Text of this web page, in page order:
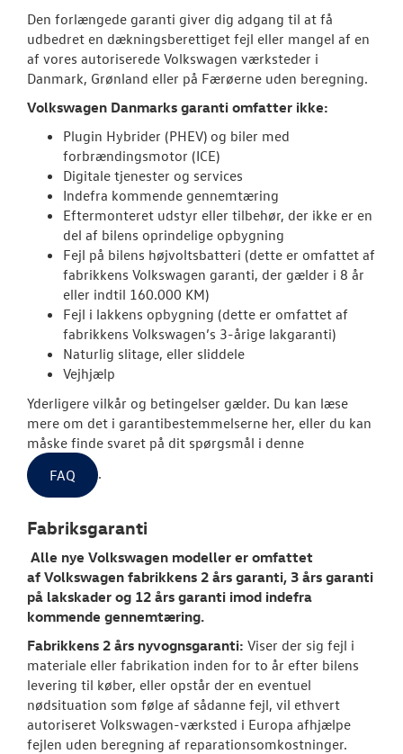
Vejen til et
Book en
Forsikring
NYE VAREBILER
LEJ EN 7
VÆRKSTED
NYHEDER
OM OS
RESERVEDELE
JOB OG
Den forlængede garanti giver dig adgang til at få
udbedret en dækningsberettiget fejl eller mangel af en
af vores autoriserede Volkswagen værksteder i
Danmark, Grønland eller på Færøerne uden beregning.
Volkswagen Danmarks garanti omfatter ikke:
Plugin Hybrider (PHEV) og biler med
forbrændingsmotor (ICE)
Digitale tjenester og services
Indefra kommende gennemtæring
Eftermonteret udstyr eller tilbehør, der ikke er en
del af bilens oprindelige opbygning
Fejl på bilens højvoltsbatteri (dette er omfattet af
fabrikkens Volkswagen garanti, der gælder i 8 år
eller indtil 160.000 KM)
Fejl i lakkens opbygning (dette er omfattet af
fabrikkens Volkswagen’s 3-årige lakgaranti)
Naturlig slitage, eller sliddele
Vejhjælp
Yderligere vilkår og betingelser gælder. Du kan læse
mere om det i garantibestemmelserne her, eller du kan
måske finde svaret på dit spørgsmål i denne
FAQ
.
Fabriksgaranti
Alle nye Volkswagen modeller er omfattet
af Volkswagen fabrikkens 2 års garanti, 3 års garanti
på lakskader og 12 års garanti imod indefra
kommende gennemtæring.
Fabrikkens 2 års nyvognsgaranti: Viser der sig fejl i
materiale eller fabrikation inden for to år efter bilens
levering til køber, eller opstår der en eventuel
nødsituation som følge af sådanne fejl, vil ethvert
autoriseret Volkswagen-værksted i Europa afhjælpe
fejlen uden beregning af reparationsomkostninger.